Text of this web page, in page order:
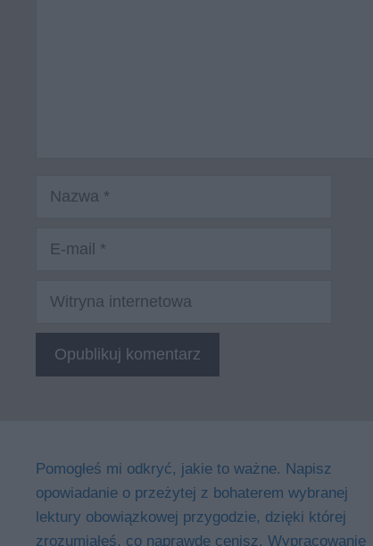
Nazwa
Witryna
Pomogłeś mi odkryć, jakie to ważne. Napisz
opowiadanie o przeżytej z bohaterem wybranej
lektury obowiązkowej przygodzie, dzięki której
zrozumiałeś, co naprawdę cenisz. Wypracowanie